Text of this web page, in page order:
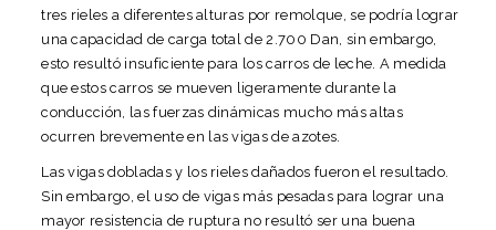
tres rieles a diferentes alturas por remolque, se podría lograr
una capacidad de carga total de 2.700 Dan, sin embargo,
esto resultó insuficiente para los carros de leche. A medida
que estos carros se mueven ligeramente durante la
conducción, las fuerzas dinámicas mucho más altas
ocurren brevemente en las vigas de azotes.
Las vigas dobladas y los rieles dañados fueron el resultado.
Sin embargo, el uso de vigas más pesadas para lograr una
mayor resistencia de ruptura no resultó ser una buena